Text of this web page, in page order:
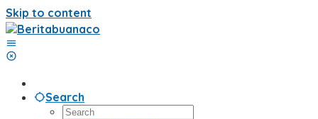
Skip to content
Search